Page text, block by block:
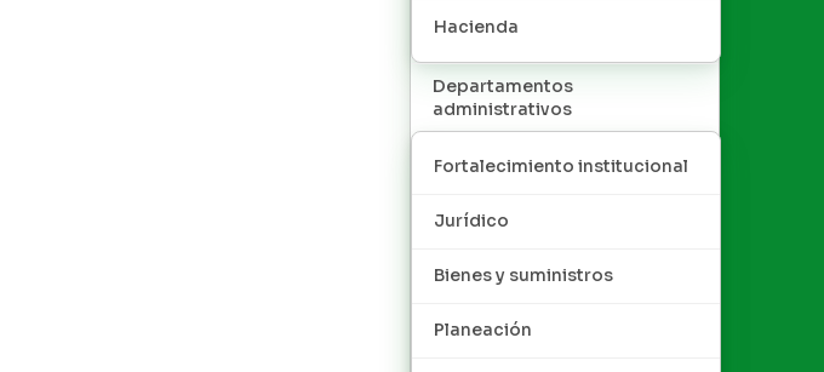
Hacienda
Departamentos
administrativos
Fortalecimiento institucional
Jurídico
Bienes y suministros
Planeación